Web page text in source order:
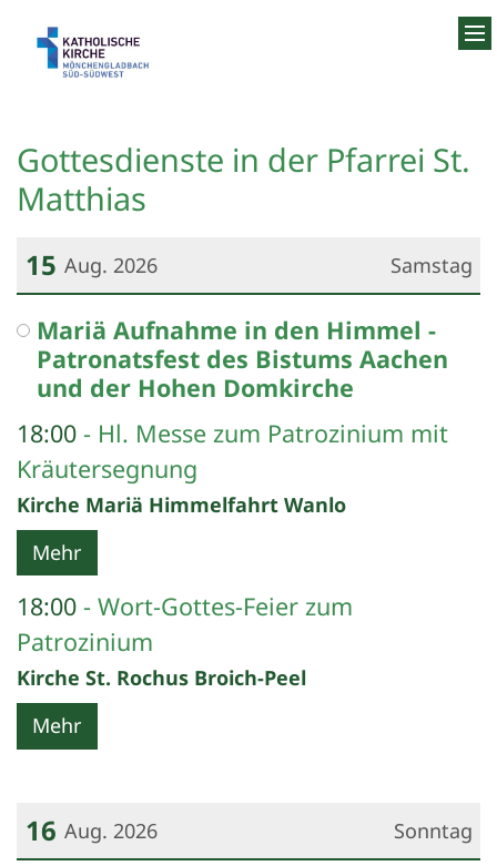
Gottesdienste in der Pfarrei St.
Matthias
Samstag
15 Aug. 2026
Datum: 15. August 2026
Mariä Aufnahme in den Himmel -
Patronatsfest des Bistums Aachen
und der Hohen Domkirche
18:00
Hl. Messe zum Patrozinium mit
Kräutersegnung
Kirche Mariä Himmelfahrt Wanlo
Mehr
18:00
Wort-Gottes-Feier zum
Patrozinium
Kirche St. Rochus Broich-Peel
Mehr
Sonntag
16 Aug. 2026